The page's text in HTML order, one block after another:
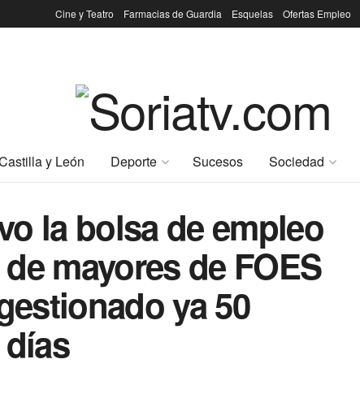
Cine y Teatro Farmacias de Guardia Esquelas Ofertas Empleo
y León Deporte Sucesos Sociedad
la bolsa de empleo
mayores de FOES
ya 50